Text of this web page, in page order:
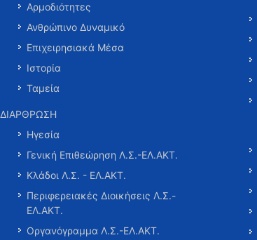
Αρμοδιότητες
Ανθρώπινο Δυναμικό
Επιχειρησιακά Μέσα
Ιστορία
Ταμεία
ΔΙΑΡΘΡΩΣΗ
Ηγεσία
Γενική Επιθεώρηση Λ.Σ.-ΕΛ.ΑΚΤ.
Κλάδοι Λ.Σ. - ΕΛ.ΑΚΤ.
Περιφερειακές Διοικήσεις Λ.Σ.-
ΕΛ.ΑΚΤ.
Οργανόγραμμα Λ.Σ.-ΕΛ.ΑΚΤ.